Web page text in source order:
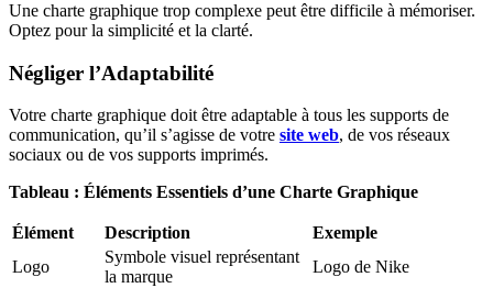
Une charte graphique trop complexe peut être difficile à mémoriser.
Optez pour la simplicité et la clarté.
Négliger l’Adaptabilité
Votre charte graphique doit être adaptable à tous les supports de
communication, qu’il s’agisse de votre site web, de vos réseaux
sociaux ou de vos supports imprimés.
Tableau : Éléments Essentiels d’une Charte Graphique
Élément Description
Exemple
Logo
Symbole visuel représentant
la marque
Logo de Nike